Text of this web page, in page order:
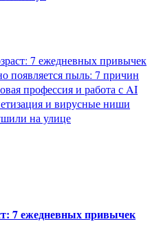
7 ежедневных привычек
появляется пыль: 7 причин
профессия и работа с AI
и вирусные ниши
на улице
7 ежедневных привычек